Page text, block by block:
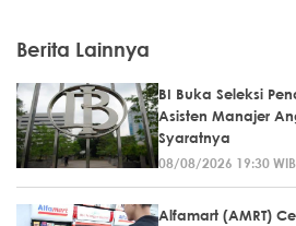
Berita Lainnya
BI Buka Seleksi
Asisten Manajer
Syaratnya
08/08/2026 19:30 WIB
Alfamart (AMRT)